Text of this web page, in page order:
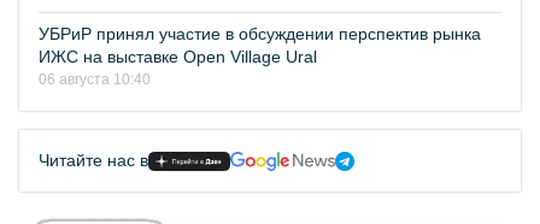
УБРиР принял участие в обсуждении перспектив рынка
ИЖС на выставке Open Village Ural
06 августа 10:40
Читайте нас в